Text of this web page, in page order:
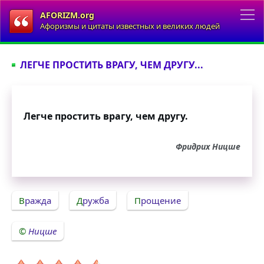
AFORIZM.org
Афоризмы и цитаты известных и великих людей
ЛЕГЧЕ ПРОСТИТЬ ВРАГУ, ЧЕМ ДРУГУ...
Легче простить врагу, чем другу.
Фридрих Ницше
Вражда Дружба Прощение
Ницше